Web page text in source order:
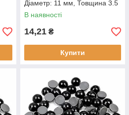
Діаметр: 11 мм, Товщина 3.5
мм, (25 шт)
В наявності
14,21 ₴
Купити